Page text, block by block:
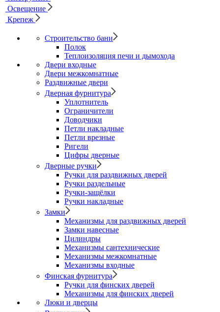
Освещение
Крепеж
Строительство бани
Полок
Теплоизоляция печи и дымохода
Двери входные
Двери межкомнатные
Раздвижные двери
Дверная фурнитура
Уплотнитель
Ограничители
Доводчики
Петли накладные
Петли врезные
Ригели
Цифры дверные
Дверные ручки
Ручки для раздвижных дверей
Ручки раздельные
Ручки-защёлки
Ручки накладные
Замки
Механизмы для раздвижных дверей
Замки навесные
Цилиндры
Механизмы сантехнические
Механизмы межкомнатные
Механизмы входные
Финская фурнитура
Ручки для финских дверей
Механизмы для финских дверей
Люки и дверцы